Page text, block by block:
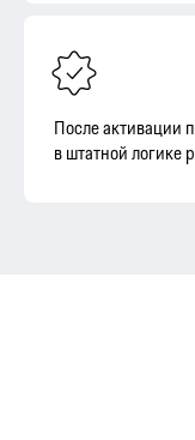
После активации
в штатной логике